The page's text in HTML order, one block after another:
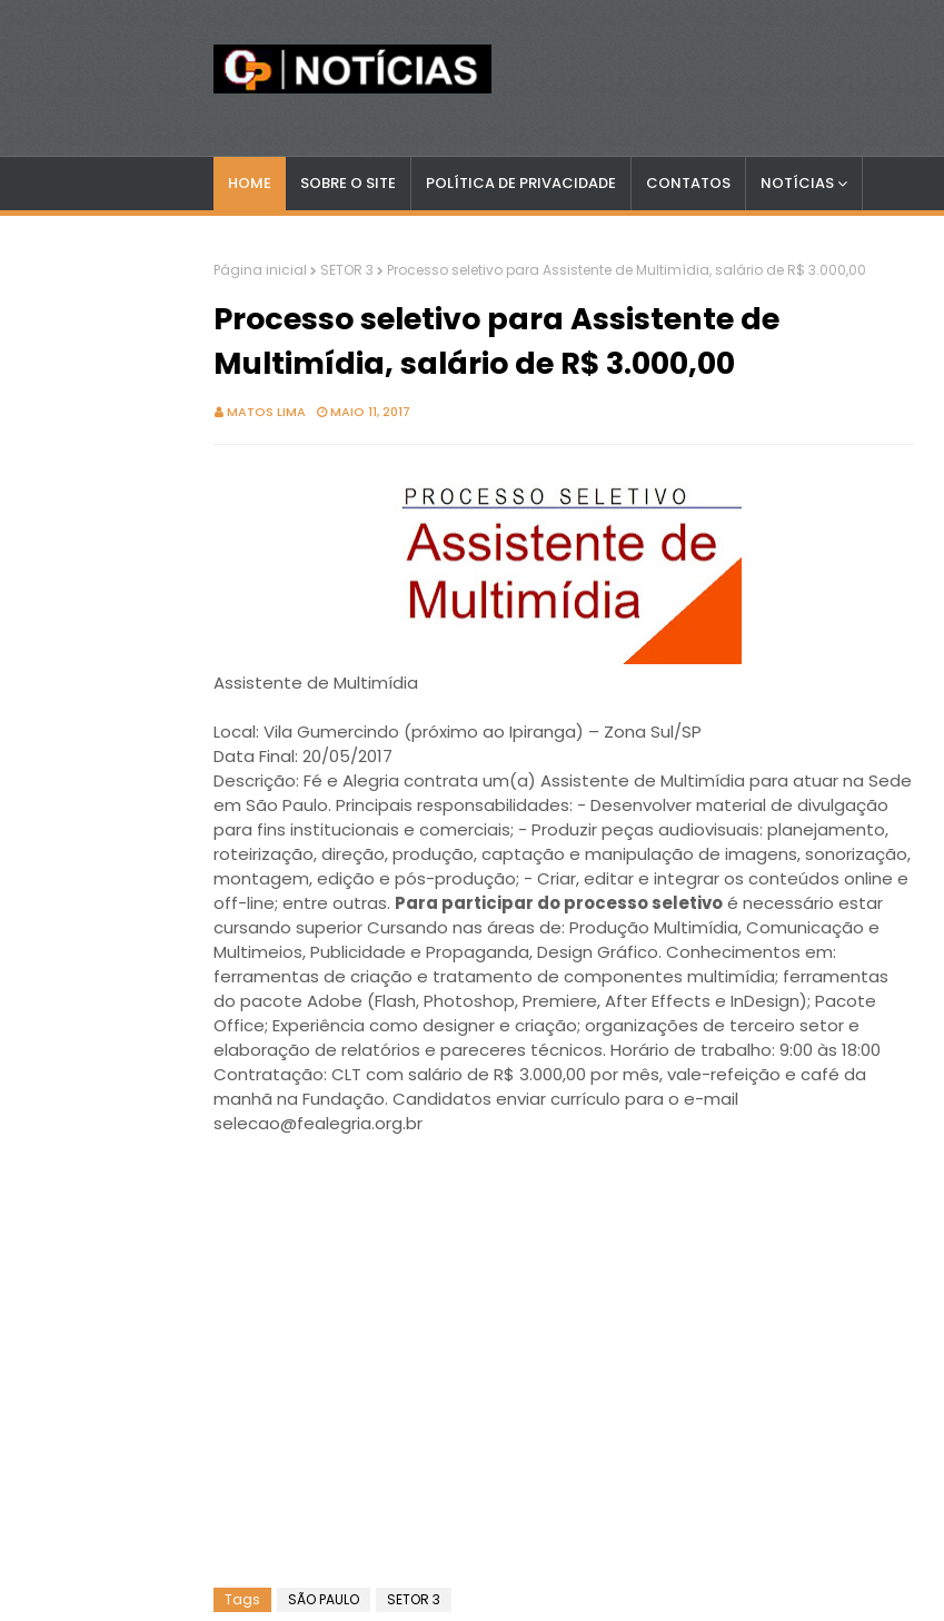
HOME SOBRE O SITE POLÍTICA DE PRIVACIDADE CONTATOS NOTÍCIAS
Página inicial SETOR 3 Processo seletivo para Assistente de Multimídia, salário de R$ 3.000,00
Processo seletivo para Assistente de
Multimídia, salário de R$ 3.000,00
MATOS LIMA MAIO 11, 2017
Assistente de Multimídia
Local: Vila Gumercindo (próximo ao Ipiranga) – Zona Sul/SP
Data Final: 20/05/2017
Descrição: Fé e Alegria contrata um(a) Assistente de Multimídia para atuar na Sede
em São Paulo. Principais responsabilidades: - Desenvolver material de divulgação
para fins institucionais e comerciais; - Produzir peças audiovisuais: planejamento,
roteirização, direção, produção, captação e manipulação de imagens, sonorização,
montagem, edição e pós-produção; - Criar, editar e integrar os conteúdos online e
off-line; entre outras. Para participar do processo seletivoé necessário estar
cursando superior Cursando nas áreas de: Produção Multimídia, Comunicação e
Multimeios, Publicidade e Propaganda, Design Gráfico. Conhecimentos em:
ferramentas de criação e tratamento de componentes multimídia; ferramentas
do pacote Adobe (Flash, Photoshop, Premiere, After Effects e InDesign); Pacote
Office; Experiência como designer e criação; organizações de terceiro setor e
elaboração de relatórios e pareceres técnicos. Horário de trabalho: 9:00 às 18:00
Contratação: CLT com salário de R$ 3.000,00 por mês, vale-refeição e café da
manhã na Fundação. Candidatos enviar currículo para o e-mail
selecao@fealegria.org.br
Tags SÃO PAULO SETOR 3